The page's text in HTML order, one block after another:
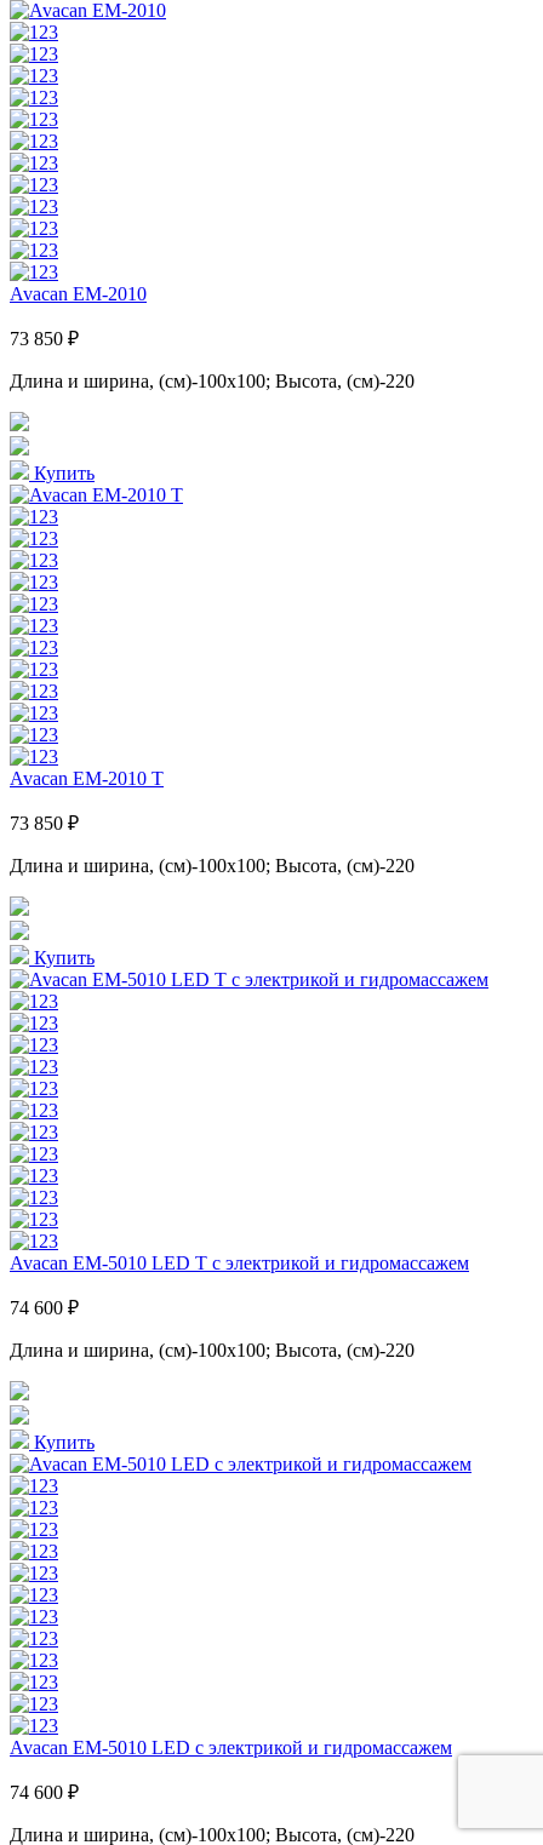
Avacan EM-2010
73 850 ₽
Длина и ширина, (см)-100x100; Высота, (см)-220
Купить
Avacan EM-2010 T
73 850 ₽
Длина и ширина, (см)-100x100; Высота, (см)-220
Купить
Avacan EM-5010 LED T с электрикой и гидромассажем
74 600 ₽
Длина и ширина, (см)-100x100; Высота, (см)-220
Купить
Avacan EM-5010 LED с электрикой и гидромассажем
74 600 ₽
Длина и ширина, (см)-100x100; Высота, (см)-220